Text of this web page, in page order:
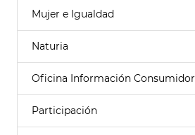
Mujer e Igualdad
Naturia
Oficina Información Consumidor
Participación